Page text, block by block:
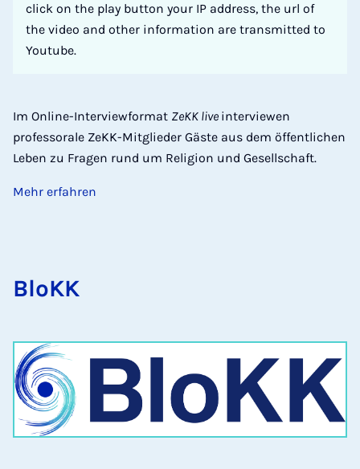
click on the play button your IP address, the url of
the video and other information are transmitted to
Youtube.
Im Online-Interviewformat ZeKK live interviewen
professorale ZeKK-Mitglieder Gäste aus dem öffentlichen
Leben zu Fragen rund um Religion und Gesellschaft.
Mehr erfahren
BloKK